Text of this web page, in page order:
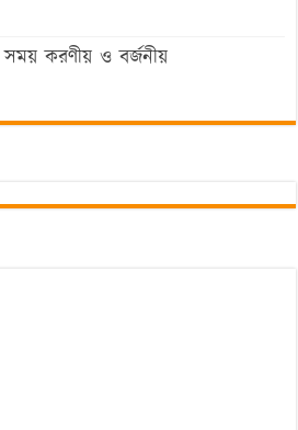
সময় করণীয় ও বর্জনীয়